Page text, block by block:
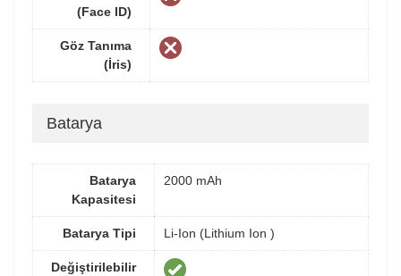
(Face ID)
Göz Tanıma
(İris)
Batarya
Batarya
Kapasitesi
2000 mAh
Batarya Tipi Li-Ion (Lithium Ion )
Değiştirilebilir